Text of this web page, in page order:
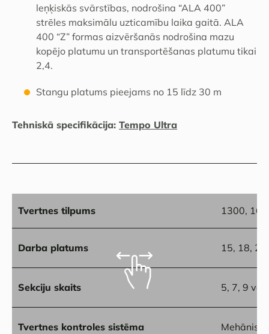
leņķiskās svārstības, nodrošina “ALA 400”
strēles maksimālu uzticamību laika gaitā. ALA
400 “Z” formas aizvēršanās nodrošina mazu
kopējo platumu un transportēšanas platumu tikai
2,4.
Stangu platums pieejams no 15 līdz 30 m
Tehniskā specifikācija: Tempo Ultra
Tvertnes tilpums 1300,
Darba platums 15, 18,
Sekciju skaits 5, 7, 9 vai
Tvertnes kontroles sistēma